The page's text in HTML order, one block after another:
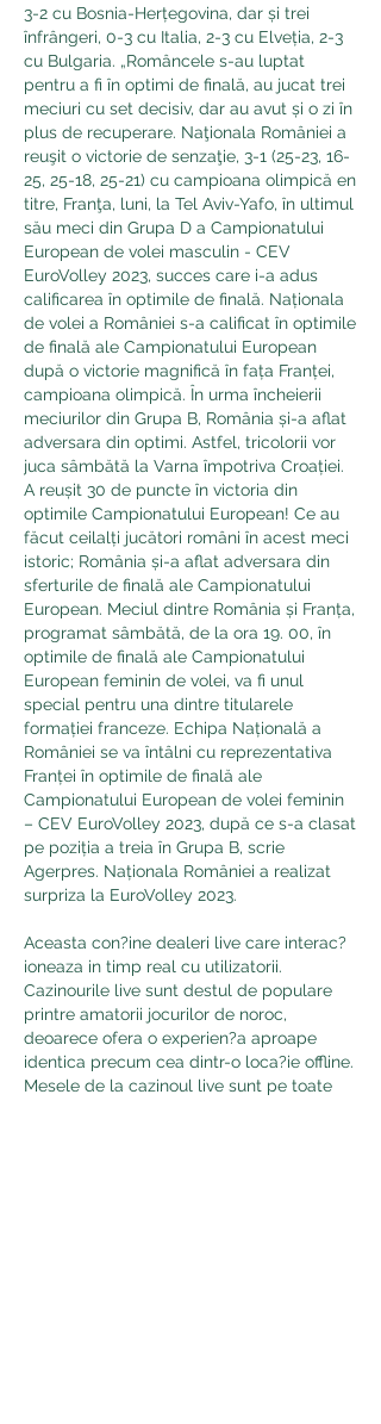
3-2 cu Bosnia-Herțegovina, dar și trei
înfrângeri, 0-3 cu Italia, 2-3 cu Elveția, 2-3
cu Bulgaria. „Româncele s-au luptat
pentru a fi în optimi de finală, au jucat trei
meciuri cu set decisiv, dar au avut și o zi în
plus de recuperare. Naţionala României a
reuşit o victorie de senzaţie, 3-1 (25-23, 16-
25, 25-18, 25-21) cu campioana olimpică en
titre, Franţa, luni, la Tel Aviv-Yafo, în ultimul
său meci din Grupa D a Campionatului
European de volei masculin - CEV
EuroVolley 2023, succes care i-a adus
calificarea în optimile de finală. Naționala
de volei a României s-a calificat în optimile
de finală ale Campionatului European
după o victorie magnifică în fața Franței,
campioana olimpică. În urma încheierii
meciurilor din Grupa B, România și-a aflat
adversara din optimi. Astfel, tricolorii vor
juca sâmbătă la Varna împotriva Croației.
A reușit 30 de puncte în victoria din
optimile Campionatului European! Ce au
făcut ceilalți jucători români în acest meci
istoric; România și-a aflat adversara din
sferturile de finală ale Campionatului
European. Meciul dintre România și Franța,
programat sâmbătă, de la ora 19. 00, în
optimile de finală ale Campionatului
European feminin de volei, va fi unul
special pentru una dintre titularele
formației franceze. Echipa Națională a
României se va întâlni cu reprezentativa
Franței în optimile de finală ale
Campionatului European de volei feminin
– CEV EuroVolley 2023, după ce s-a clasat
pe poziția a treia în Grupa B, scrie
Agerpres. Naționala României a realizat
surpriza la EuroVolley 2023.
Aceasta con?ine dealeri live care interac?
ioneaza in timp real cu utilizatorii.
Cazinourile live sunt destul de populare
printre amatorii jocurilor de noroc,
deoarece ofera o experien?a aproape
identica precum cea dintr-o loca?ie offline.
Mesele de la cazinoul live sunt pe toate